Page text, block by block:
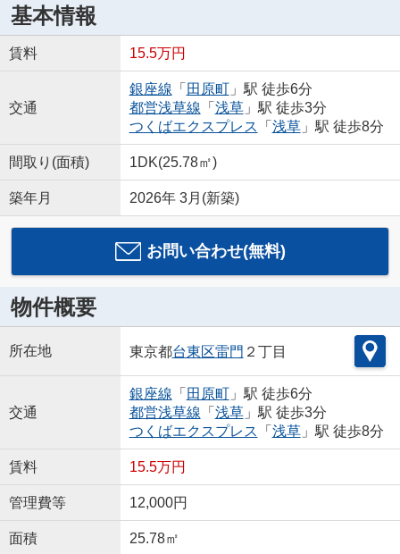
基本情報
賃料 15.5万円
交通
銀座線 「 田原町」駅 徒歩6分
都営浅草線 「 浅草」駅 徒歩3分
つくばエクスプレス 「 浅草」駅 徒歩8分
間取り(面積) 1DK(25.78㎡)
築年月 2026年 3月(新築)
お問い合わせ(無料)
物件概要
所在地 東京都台東区雷門 ２丁目
交通
銀座線 「 田原町」駅 徒歩6分
都営浅草線 「 浅草」駅 徒歩3分
つくばエクスプレス 「 浅草」駅 徒歩8分
賃料 15.5万円
管理費等 12,000円
面積 25.78㎡